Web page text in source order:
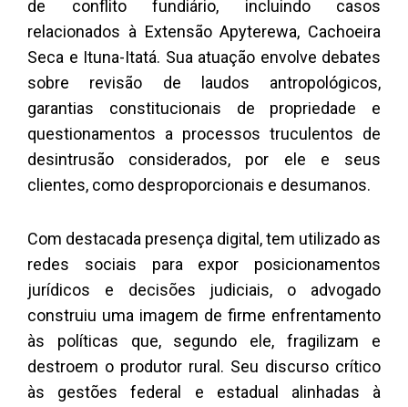
de conflito fundiário, incluindo casos
relacionados à Extensão Apyterewa, Cachoeira
Seca e Ituna-Itatá. Sua atuação envolve debates
sobre revisão de laudos antropológicos,
garantias constitucionais de propriedade e
questionamentos a processos truculentos de
desintrusão considerados, por ele e seus
clientes, como desproporcionais e desumanos.
Com destacada presença digital, tem utilizado as
redes sociais para expor posicionamentos
jurídicos e decisões judiciais, o advogado
construiu uma imagem de firme enfrentamento
às políticas que, segundo ele, fragilizam e
destroem o produtor rural. Seu discurso crítico
às gestões federal e estadual alinhadas à